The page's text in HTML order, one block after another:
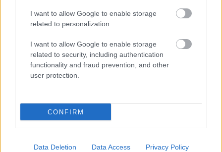
I want to allow Google to enable storage
related to personalization.
I want to allow Google to enable storage
related to security, including authentication
functionality and fraud prevention, and other
user protection.
CONFIRM
Data Deletion Data Access Privacy Policy
Asseco Resovia| Developres Rzeszów |ITA TOOLS Stal Mielec
Cellfast Wilki Krosno| Texom Stal Rzeszów|Stal Mielec
Motor Lublin|Stal Rzeszów| Stal Stalowa Wola|Wisła Kraków
Resovia|Wieczysta Kraków
Mecze dziś Wyniki LIVE Transmisje
kartki okolicznościowe